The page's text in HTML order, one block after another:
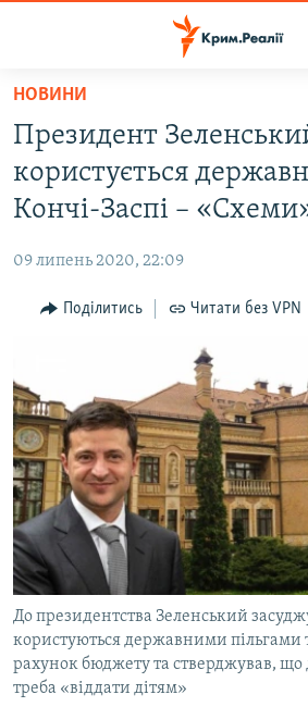
Перейти
основного
матеріалу
Перейти
до
основної
Перейти
ВОДА.КРИМ
ВІДЕО ТА ФОТО
БЛОГИ
ПОГЛЯД
ВСЕ ЗА ДЕНЬ
СПЕЦПРОЕКТИ
ДЕПОРТАЦІЯ
ВІДЕОУРОКИ «ELIFBE»
СВІДЧЕННЯ ОКУПАЦІЇ
УКРАЇНСЬКА ПРОБЛЕМА КРИМУ
ІНФОГРАФІКА
ЯК ОБІЙТИ БЛОКУВАННЯ
Русский
Qırımtatar
ДОЛУЧАЙСЯ!
НОВИНИ
Президент
користується
Кончі-Заспі –
09 липень 2020, 22:09
Поділитись Читати без VPN
До президентства Зеленський
користуються державними пільгами
рахунок бюджету та стверджував, що
треба «віддати дітям»